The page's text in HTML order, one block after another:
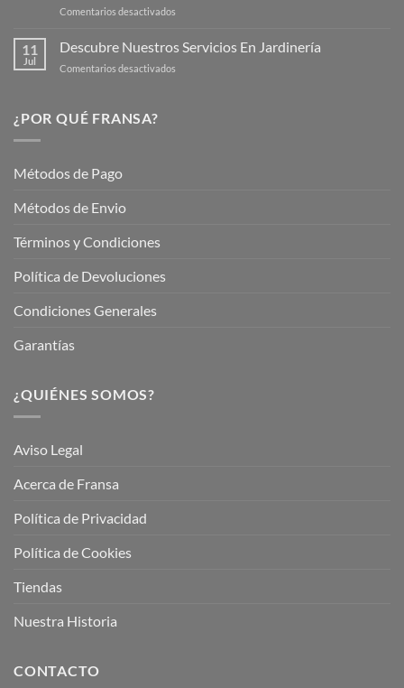
Plantas
Comentarios desactivados
tu
11
Jul
Descubre Nuestros Servicios En Jardinería
Comentarios desactivados
¿POR QUÉ FRANSA?
Métodos de Pago
Métodos de Envio
Términos y Condiciones
Política de Devoluciones
Condiciones Generales
Garantías
¿QUIÉNES SOMOS?
Aviso Legal
Acerca de Fransa
Política de Privacidad
Política de Cookies
Tiendas
Nuestra Historia
CONTACTO